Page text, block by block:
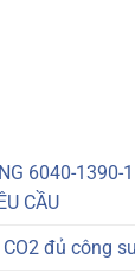
6040-1390-
CẦU
đủ công